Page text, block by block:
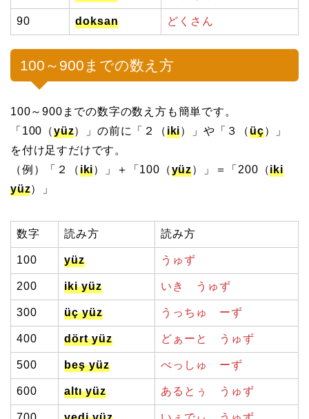
90 doksan どくさん
100～900までの数え方
100～900までの数字の数え方も簡単です。
「100（yüz）」の前に「２（iki）」や「３（üç）」
を付け足すだけです。
（例）「２（iki）」＋「100（yüz）」＝「200（iki
yüz）」
数字 読み方 読み方
100 yüz うゅず
200 iki yüz いき うゅず
300 üç yüz うっちゅ ーず
400 dört yüz どぁーと うゅず
500 beş yüz べっしゅ ーず
600 altı yüz あるとぅ うゅず